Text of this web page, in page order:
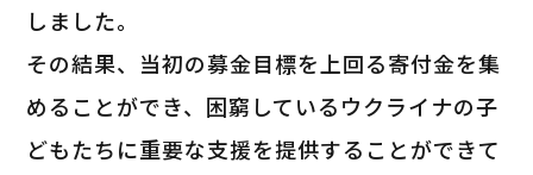
しました。
その結果、当初の募金目標を上回る寄付金を集
めることができ、困窮しているウクライナの子
どもたちに重要な支援を提供することができて